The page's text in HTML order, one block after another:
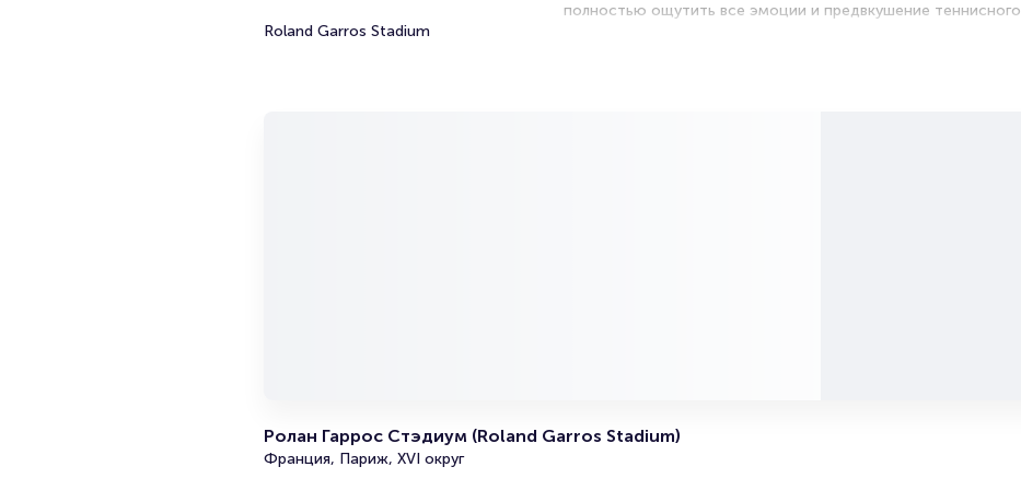
Roland Garros Stadium
полностью ощутить все эмоции и предвкушение теннисного
Ролан Гаррос Стэдиум (Roland Garros Stadium)
Франция, Париж, XVI округ